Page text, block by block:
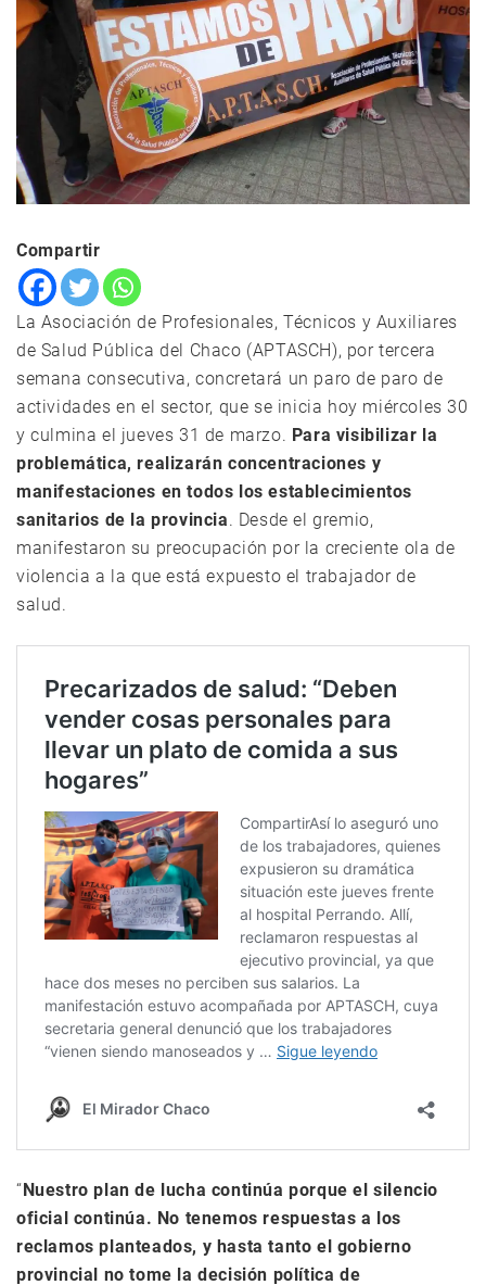
Compartir
La Asociación de Profesionales, Técnicos y Auxiliares
de Salud Pública del Chaco (APTASCH), por tercera
semana consecutiva, concretará un paro de paro de
actividades en el sector, que se inicia hoy miércoles 30
y culmina el jueves 31 de marzo. Para visibilizar la
problemática, realizarán concentraciones y
manifestaciones en todos los establecimientos
sanitarios de la provincia. Desde el gremio,
manifestaron su preocupación por la creciente ola de
violencia a la que está expuesto el trabajador de
salud.
“Nuestro plan de lucha continúa porque el silencio
oficial continúa. No tenemos respuestas a los
reclamos planteados, y hasta tanto el gobierno
provincial no tome la decisión política de